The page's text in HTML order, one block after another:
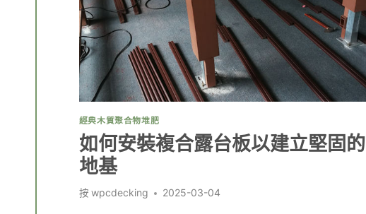
板
端
蓋
來
完
成
您
的
案
經典木質聚合物堆肥
如何安裝複合露台板以建立堅固的
地基
按 wpcdecking 2025-03-04